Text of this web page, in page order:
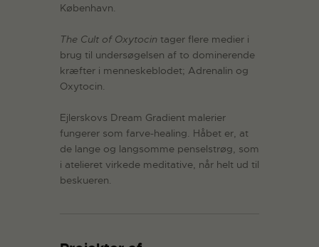
København.
The Cult of Oxytocin tager flere medier i
brug til undersøgelsen af to dominerende
kræfter i menneskeblodet; Adrenalin og
Oxytocin.
Ejlerskovs Dream Gradient malerier
fungerer som farve-healing. Håbet er, at
de lange og langsomme penselstrøg, som
i atelieret virkede meditative, når helt ud til
beskueren.